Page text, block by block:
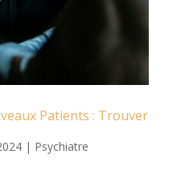
Patients : Trouver
| Psychiatre